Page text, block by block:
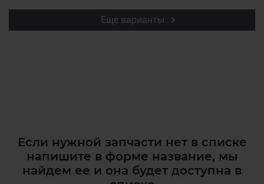
Еще варианты
Если нужной запчасти нет в списке
напишите в форме название, мы
найдем ее и она будет доступна в